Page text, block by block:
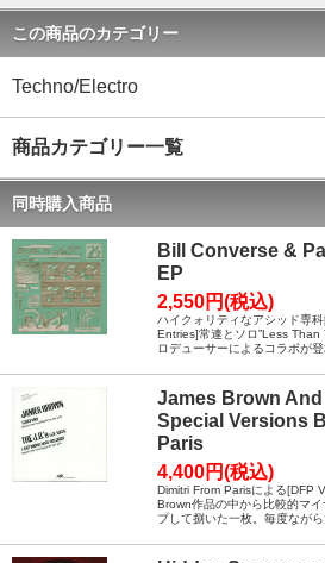
この商品のカテゴリー
Techno/Electro
商品カテゴリー一覧
同時購入商品
Bill Converse &
EP
2,550円(税込)
ハイクォリティなアシッド専
Entries]常連とソロ”Less Than
ロデューサーによるコラボが登
James Brown
Special Versions
Paris
4,400円(税込)
Dimitri From Parisによる[DFP
Brown作品の中から比較的マ
プして捌いた一枚。毎度なが